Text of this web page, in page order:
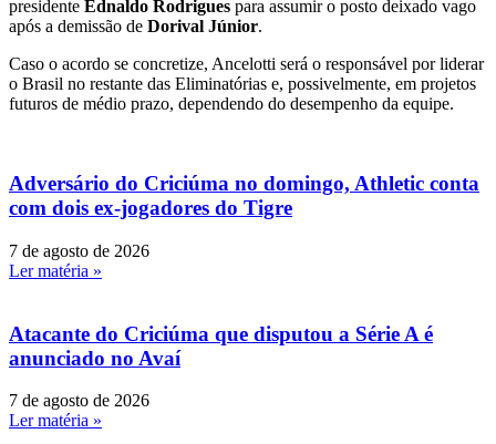
presidente Ednaldo Rodrigues para assumir o posto deixado vago
após a demissão de Dorival Júnior.
Caso o acordo se concretize, Ancelotti será o responsável por liderar
o Brasil no restante das Eliminatórias e, possivelmente, em projetos
futuros de médio prazo, dependendo do desempenho da equipe.
Adversário do Criciúma no domingo, Athletic conta
com dois ex-jogadores do Tigre
7 de agosto de 2026
Ler matéria »
Atacante do Criciúma que disputou a Série A é
anunciado no Avaí
7 de agosto de 2026
Ler matéria »